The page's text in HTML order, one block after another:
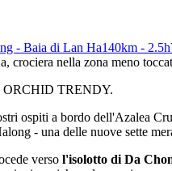
- Baia di Lan Ha140km - 2.5h
crociera nella zona meno
ORCHID TRENDY.
ospiti a bordo dell'Azalea
- una delle nuove sette
verso l'isolotto di Da